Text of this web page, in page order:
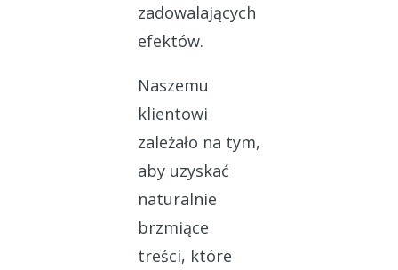
zadowalających
efektów.
Naszemu
klientowi
zależało na tym,
aby uzyskać
naturalnie
brzmiące
treści, które